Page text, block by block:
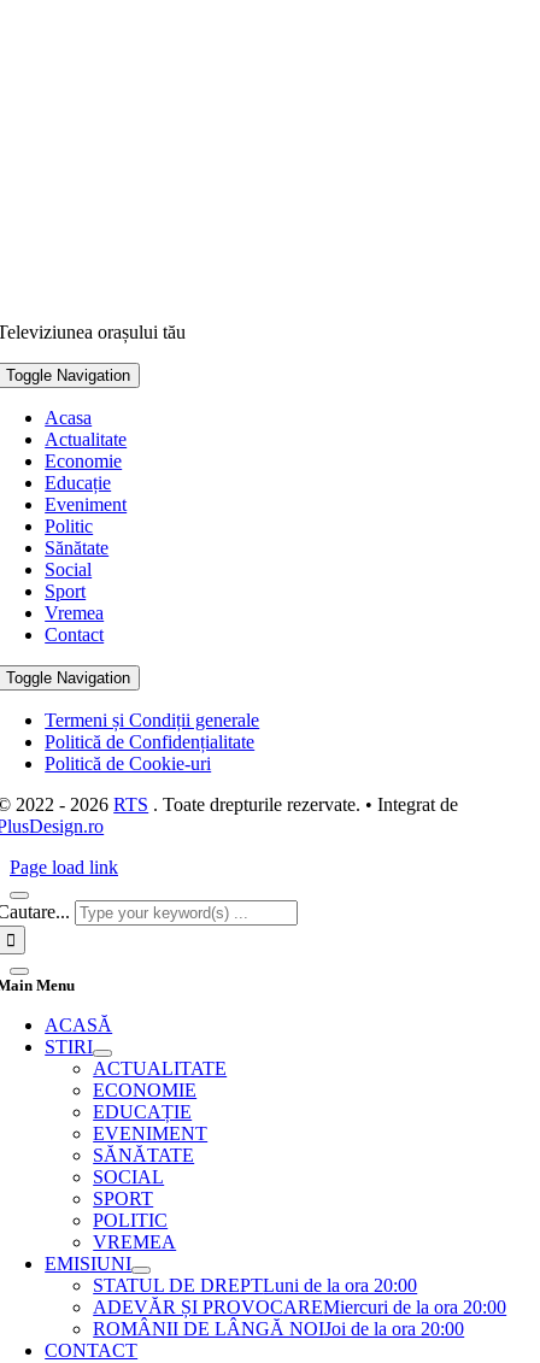
orașului tău
Toggle Navigation
Acasa
Actualitate
Economie
Educație
Eveniment
Politic
Sănătate
Social
Sport
Vremea
Contact
Toggle Navigation
Termeni și Condiții generale
Politică de Confidențialitate
Politică de Cookie-uri
2022 - 2026RTS . Toate drepturile rezervate. • Integrat de
Page load link
Menu
ACASĂ
STIRI
ACTUALITATE
ECONOMIE
EDUCAȚIE
EVENIMENT
SĂNĂTATE
SOCIAL
SPORT
POLITIC
VREMEA
EMISIUNI
STATUL DE DREPTLuni de la ora 20:00
ADEVĂR ȘI PROVOCAREMiercuri de la ora 20:00
ROMÂNII DE LÂNGĂ NOIJoi de la ora 20:00
CONTACT